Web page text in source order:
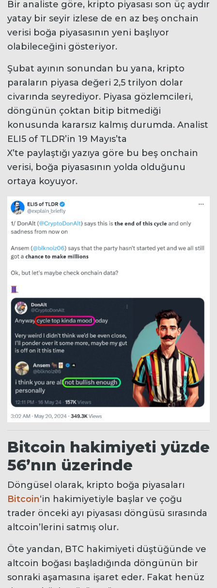
Bir analiste göre, kripto piyasası son üç aydır
yatay bir seyir izlese de en az beş onchain
verisi boğa piyasasının yeni başlıyor
olabileceğini gösteriyor.
Şubat ayının sonundan bu yana, kripto
paraların piyasa değeri 2,5 trilyon dolar
civarında seyrediyor. Piyasa gözlemcileri,
döngünün çoktan bitip bitmediği
konusunda kararsız kalmış durumda. Analist
ELI5 of TLDR’in 19 Mayıs’ta
X’te paylaştığı yazıya göre bu beş onchain
verisi, boğa piyasasının yolda olduğunu
ortaya koyuyor.
Bitcoin hakimiyeti yüzde
56’nın üzerinde
Döngüsel olarak, kripto boğa piyasaları
Bitcoin‘in hakimiyetiyle başlar ve çoğu
trader önceki ayı piyasası döngüsü sırasında
altcoin’lerini satmış olur.
Öte yandan, BTC hakimiyeti düştüğünde ve
altcoin boğası başladığında döngünün bir
sonraki aşamasına işaret eder. Fakat henüz